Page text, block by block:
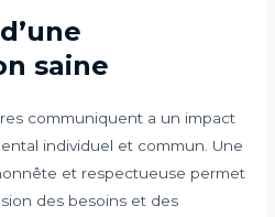
saine
communiquent a un impact
individuel et commun. Une
et respectueuse permet
des besoins et des